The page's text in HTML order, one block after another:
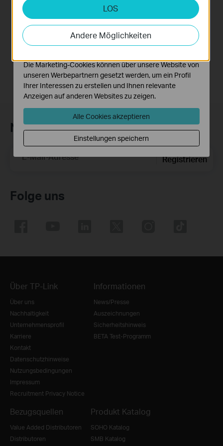
This Video will show you how to integrate your Tapo account to Amazon Alexa
More
Newsletter abonnieren
E-Mail-Adresse Registrieren
Folge uns
Über TP-Link
Über uns
Nachhaltigkeit
Unternehmensprofil
Karriere
Kontakt
Datenschutzhinweise
Nutzungsbedingungen
Impressum
Recruitment Privacy Notice
Informationen
News/Presse
Auszeichnungen
Sicherheitshinweis
BETA Test-Programm
Bezugsquellen
Value Added Distributoren
Distributoren
Produkt Katalog
SOHO Katalog
SMB Katalog
LOS
Andere Möglichkeiten
Analyse- und Marketing-Cookies
Analyse-Cookies ermöglichen es uns, Ihre Aktivitäten
auf unserer Website zu analysieren, um die
Funktionsweise unserer Website zu verbessern und
Die Marketing-Cookies können über unsere Website von
unseren Werbepartnern gesetzt werden, um ein Profil
Ihrer Interessen zu erstellen und Ihnen relevante
Anzeigen auf anderen Websites zu zeigen.
Alle Cookies akzeptieren
Einstellungen speichern